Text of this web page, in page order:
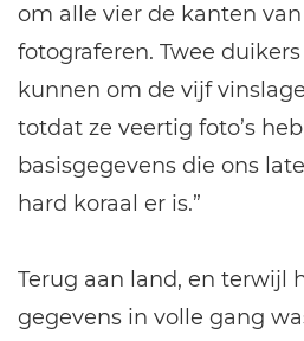
om alle vier de kanten
fotograferen. Twee
kunnen om de vijf
totdat ze veertig foto’s
basisgegevens die ons
hard koraal er is.”
Terug aan land, en terwijl
gegevens in volle gang